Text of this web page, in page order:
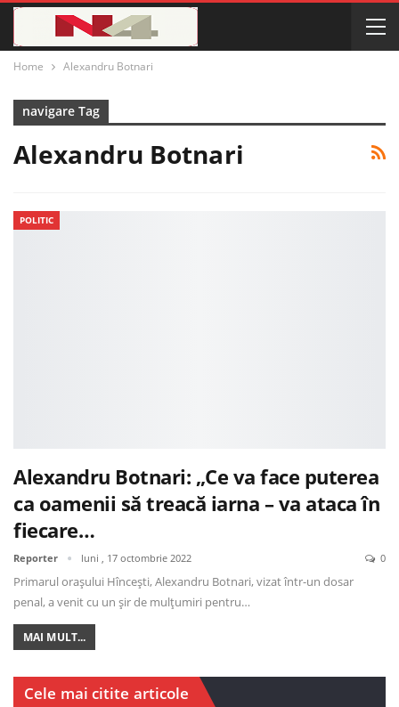
Home Alexandru Botnari
navigare Tag
Alexandru Botnari
POLITIC
Alexandru Botnari: „Ce va face puterea
ca oamenii să treacă iarna – va ataca în
fiecare…
Reporter luni , 17 octombrie 2022 0
Primarul orașului Hîncești, Alexandru Botnari, vizat într-un dosar
penal, a venit cu un șir de mulțumiri pentru…
MAI MULT...
Cele mai citite articole